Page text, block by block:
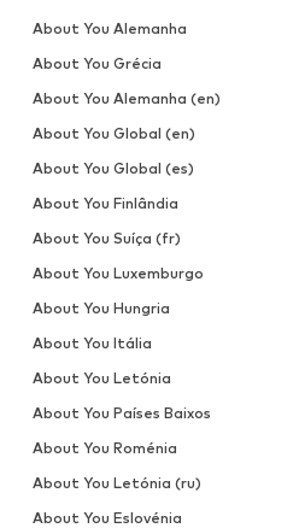
About You Alemanha
About You Grécia
About You Alemanha (en)
About You Global (en)
About You Global (es)
About You Finlândia
About You Suíça (fr)
About You Luxemburgo
About You Hungria
About You Itália
About You Letónia
About You Países Baixos
About You Roménia
About You Letónia (ru)
About You Eslovénia